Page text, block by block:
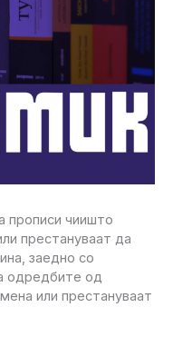
прописи чиишто
престануваат да
заедно со
одредбите од
или престануваат